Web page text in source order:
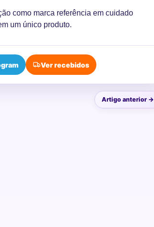
como marca referência em cuidado
um único produto.
Ver recebidos
Artigo anterior →